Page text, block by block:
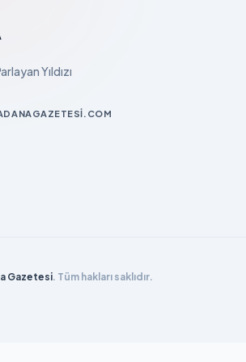
Yıldızı
Gazetesi. Tüm hakları saklıdır.